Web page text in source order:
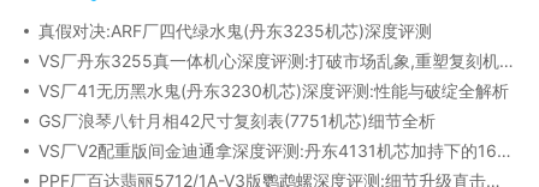
真假对决:ARF厂四代绿水鬼(丹东3235机芯)深度评测
VS厂丹东3255真一体机心深度评测:打破市场乱象,重塑复刻机芯新标杆​
VS厂41无历黑水鬼(丹东3230机芯)深度评测:性能与破绽全解析
GS厂浪琴八针月相42尺寸复刻表(7751机芯)细节全析
VS厂V2配重版间金迪通拿深度评测:丹东4131机芯加持下的165克精密之作​
PPF厂百达翡丽5712/1A-V3版鹦鹉螺深度评测:细节升级直击正品